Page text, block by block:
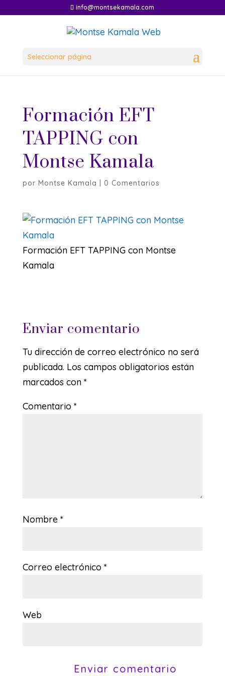
info@montsekamala.com
Seleccionar página
Formación EFT
TAPPING con
Montse Kamala
por Montse Kamala 0 Comentarios
Formación EFT TAPPING con Montse
Kamala
Enviar comentario
Tu dirección de correo electrónico no será
publicada. Los campos obligatorios están
marcados con *
Comentario *
Nombre *
Correo electrónico *
Web